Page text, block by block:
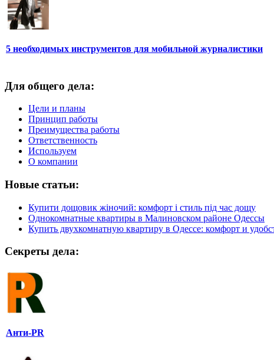
5 необходимых инструментов для мобильной журналистики
Для общего дела:
Цели и планы
Принцип работы
Преимущества работы
Ответственность
Используем
О компании
Новые статьи:
Купити дощовик жіночий: комфорт і стиль під час дощу
Однокомнатные квартиры в Малиновском районе Одессы
Купить двухкомнатную квартиру в Одессе: комфорт и
Секреты дела:
Анти-PR